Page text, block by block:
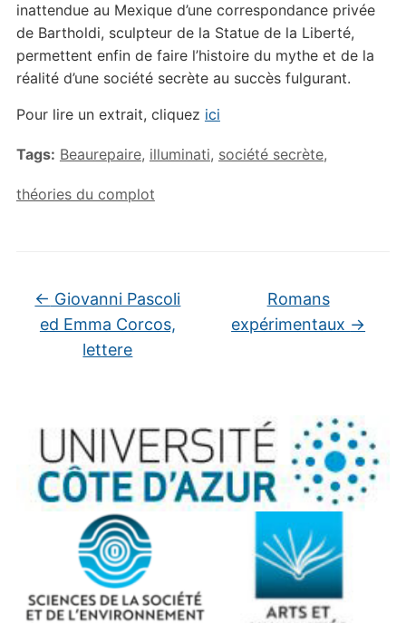
inattendue au Mexique d’une correspondance privée
de Bartholdi, sculpteur de la Statue de la Liberté,
permettent enfin de faire l’histoire du mythe et de la
réalité d’une société secrète au succès fulgurant.
Pour lire un extrait, cliquez ici
Tags: Beaurepaire, illuminati, société secrète,
théories du complot
← Giovanni Pascoli
ed Emma Corcos,
lettere
Romans
expérimentaux →